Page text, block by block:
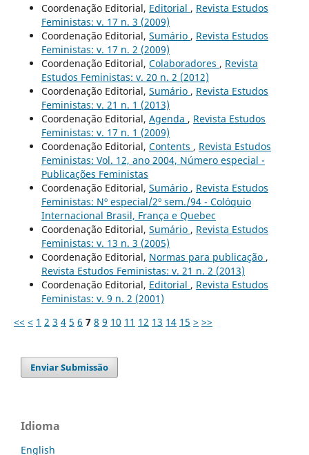
Coordenação Editorial, Editorial , Revista Estudos
Feministas: v. 17 n. 3 (2009)
Coordenação Editorial, Sumário , Revista Estudos
Feministas: v. 17 n. 2 (2009)
Coordenação Editorial, Colaboradores , Revista
Estudos Feministas: v. 20 n. 2 (2012)
Coordenação Editorial, Sumário , Revista Estudos
Feministas: v. 21 n. 1 (2013)
Coordenação Editorial, Agenda , Revista Estudos
Feministas: v. 17 n. 1 (2009)
Coordenação Editorial, Contents , Revista Estudos
Feministas: Vol. 12, ano 2004, Número especial -
Publicações Feministas
Coordenação Editorial, Sumário , Revista Estudos
Feministas: Nº especial/2º sem./94 - Colóquio
Internacional Brasil, França e Quebec
Coordenação Editorial, Sumário , Revista Estudos
Feministas: v. 13 n. 3 (2005)
Coordenação Editorial, Normas para publicação ,
Revista Estudos Feministas: v. 21 n. 2 (2013)
Coordenação Editorial, Editorial , Revista Estudos
Feministas: v. 9 n. 2 (2001)
<< < 1 2 3 4 5 6 7 8 9 10 11 12 13 14 15 > >>
Enviar Submissão
Idioma
English